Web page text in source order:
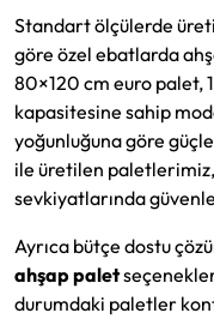
Standart ölçülerde
göre özel ebatlarda
80×120 cm euro palet,
kapasitesine sahip
yoğunluğuna göre
ile üretilen
sevkiyatlarında
Ayrıca bütçe dostu
ahşap palet
durumdaki paletler